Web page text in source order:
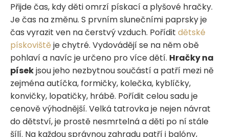
Přijde čas, kdy děti omrzí pískací a plyšové hračky.
Je čas na změnu. S prvním slunečními paprsky je
čas vyrazit ven na čerstvý vzduch. Pořídit dětské
pískovištěje chytré. Vydovádějí se na něm obě
pohlaví a navíc je určeno pro více dětí. Hračky na
písekjsou jeho nezbytnou součástí a patří mezi ně
zejména autíčka, formičky, kolečka, kyblíčky,
konvičky, lopatičky, hrábě. Pořídit celou sadu je
cenově výhodnější. Velká tatrovka je nejen návrat
do dětství, je prostě nesmrtelná a děti po ní stále
šílí. Na každou správnou zahradu patří i balóny,